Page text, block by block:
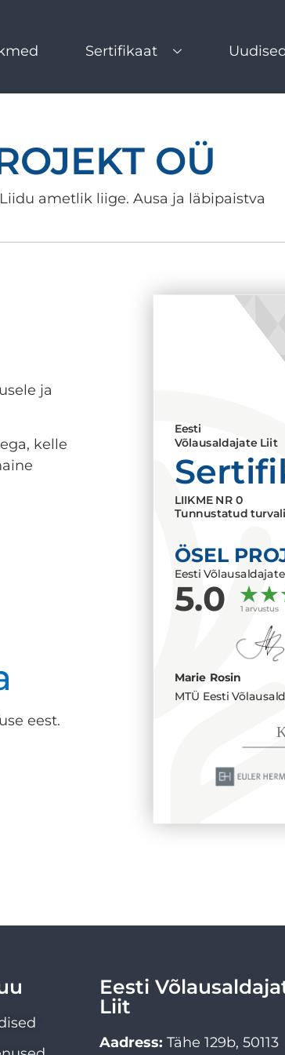
Sertifikaat
OÜ
ametlik liige. Ausa ja läbipaistva
ja
kelle
eest.
Eesti
Võlausaldajate Liit
LIIKME NR 0
Tunnustatud
ÖSEL
Eesti
5.0 1 arvustus
Marie Rosin
MTÜ Eesti
Eesti
Liit
Aadress: Tähe 129b, 50113